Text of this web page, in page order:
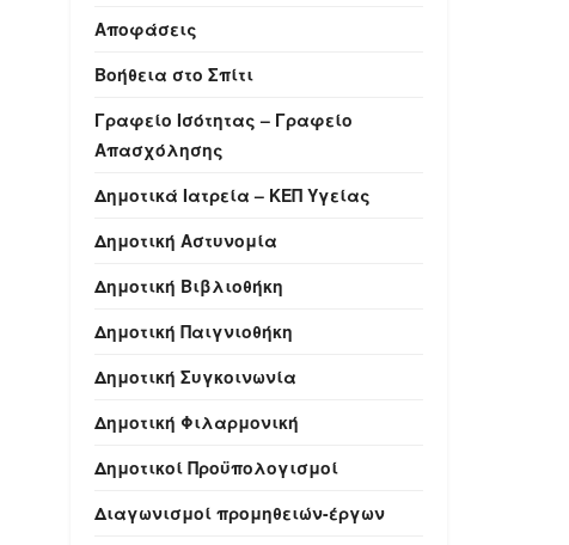
Αποφάσεις
Βοήθεια στο Σπίτι
Γραφείο Ισότητας – Γραφείο
Απασχόλησης
Δημοτικά Ιατρεία – ΚΕΠ Υγείας
Δημοτική Αστυνομία
Δημοτική Βιβλιοθήκη
Δημοτική Παιγνιοθήκη
Δημοτική Συγκοινωνία
Δημοτική Φιλαρμονική
Δημοτικοί Προϋπολογισμοί
Διαγωνισμοί προμηθειών-έργων